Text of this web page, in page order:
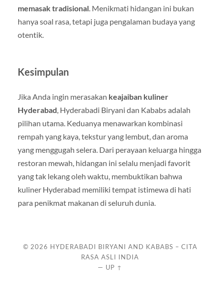
memasak tradisional. Menikmati hidangan ini bukan
hanya soal rasa, tetapi juga pengalaman budaya yang
otentik.
Kesimpulan
Jika Anda ingin merasakan keajaiban kuliner
Hyderabad, Hyderabadi Biryani dan Kababs adalah
pilihan utama. Keduanya menawarkan kombinasi
rempah yang kaya, tekstur yang lembut, dan aroma
yang menggugah selera. Dari perayaan keluarga hingga
restoran mewah, hidangan ini selalu menjadi favorit
yang tak lekang oleh waktu, membuktikan bahwa
kuliner Hyderabad memiliki tempat istimewa di hati
para penikmat makanan di seluruh dunia.
© 2026 HYDERABADI BIRYANI AND KABABS – CITA
RASA ASLI INDIA
— UP ↑